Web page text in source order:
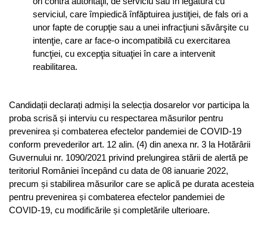
serviciul, care împiedică înfăptuirea justiţiei, de fals ori a
unor fapte de corupţie sau a unei infracţiuni săvârşite cu
intenţie, care ar face-o incompatibilă cu exercitarea
funcţiei, cu excepţia situaţiei în care a intervenit
reabilitarea.
Candidații declarați admiși la selecția dosarelor vor participa la
proba scrisă și interviu cu respectarea măsurilor pentru
prevenirea și combaterea efectelor pandemiei de COVID-19
conform prevederilor art. 12 alin. (4) din anexa nr. 3 la Hotărârii
Guvernului nr. 1090/2021 privind prelungirea stării de alertă pe
teritoriul României începând cu data de 08 ianuarie 2022,
precum și stabilirea măsurilor care se aplică pe durata acesteia
pentru prevenirea și combaterea efectelor pandemiei de
COVID-19, cu modificările și completările ulterioare.